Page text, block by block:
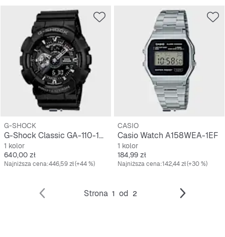
G-SHOCK
G-Shock Classic GA-110-1BER
1 kolor
Cena
640,00 zł
Najniższa cena:446,59 zł(+44 %)
CASIO
Casio Watch A158WEA-1EF
1 kolor
Cena
184,99 zł
Najniższa cena:142,44 zł(+30 %)
Strona 1 od 2